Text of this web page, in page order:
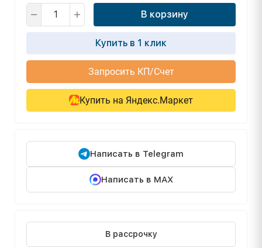
В корзину
Купить в 1 клик
Запросить КП/Счет
Купить на Яндекс.Маркет
Написать в Telegram
Написать в MAX
В рассрочку